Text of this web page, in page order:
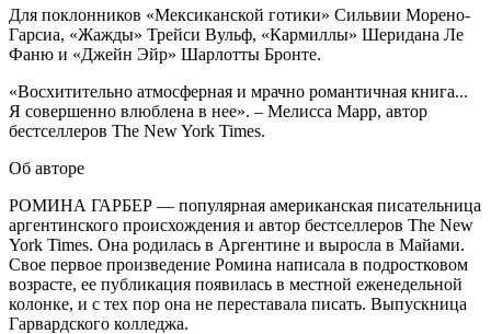
Для поклонников «Мексиканской готики» Сильвии Морено-
Гарсиа, «Жажды» Трейси Вульф, «Кармиллы» Шеридана Ле
Фаню и «Джейн Эйр» Шарлотты Бронте.
«Восхитительно атмосферная и мрачно романтичная книга...
Я совершенно влюблена в нее». – Мелисса Марр, автор
бестселлеров The New York Times.
Об авторе
РОМИНА ГАРБЕР — популярная американская писательница
аргентинского происхождения и автор бестселлеров The New
York Times. Она родилась в Аргентине и выросла в Майами.
Свое первое произведение Ромина написала в подростковом
возрасте, ее публикация появилась в местной еженедельной
колонке, и с тех пор она не переставала писать. Выпускница
Гарвардского колледжа.